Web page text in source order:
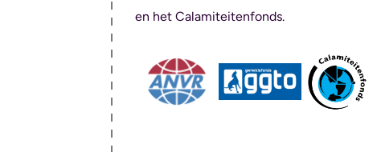
en het Calamiteitenfonds.